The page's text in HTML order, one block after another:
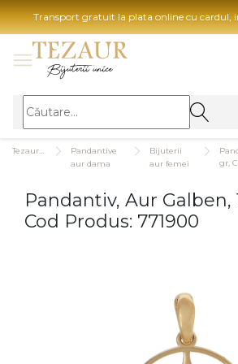
Transport gratuit la plata online cu cardul,
BIJUTERII
BIJUTERII FEMEI
Inele
Bratari
Pandantive
aur dama
Bijuterii
aur femei
gr,
Pandantiv, Aur Galben,
Cod Produs: 771900